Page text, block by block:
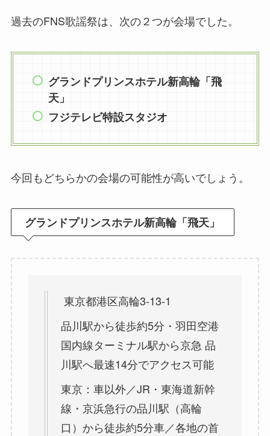
過去のFNS歌謡祭は、次の２つが会場でした。
グランドプリンスホテル新高輪「飛
天」
フジテレビ特設スタジオ
今回もどちらかの会場の可能性が高いでしょう。
グランドプリンスホテル新高輪「飛天」
東京都港区高輪3-13-1
品川駅から徒歩約5分・羽田空港
国内線ターミナル駅から京急 品
川駅へ最速14分でアクセス可能
東京：車以外／JR・東海道新幹
線・京浜急行の品川駅（高輪
口）から徒歩約5分車／各地の首